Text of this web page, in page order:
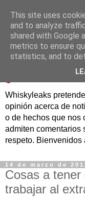
Whiskyleaks
opinión acerca de
o de hechos que nos
admiten comentarios
respeto. Bienvenidos
14 de marzo de
Cosas a
trabajar al
This site uses
and to analyze
shared with Google
metrics to ensure
statistics, and to